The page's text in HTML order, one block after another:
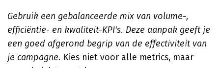
Gebruik een gebalanceerde mix van volume-,
efficiëntie- en kwaliteit-KPI's. Deze aanpak geeft je
een goed afgerond begrip van de effectiviteit van
je campagne. Kies niet voor alle metrics, maar